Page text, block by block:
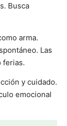
Busca
arma.
Las
ferias.
y cuidado.
emocional